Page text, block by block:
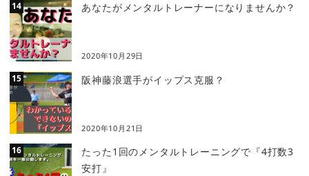
あなたがメンタルトレーナーになりませんか？
2020年10月29日
阪神藤浪選手がイップス克服？
2020年10月21日
たった1回のメンタルトレーニングで『4打数3
安打』